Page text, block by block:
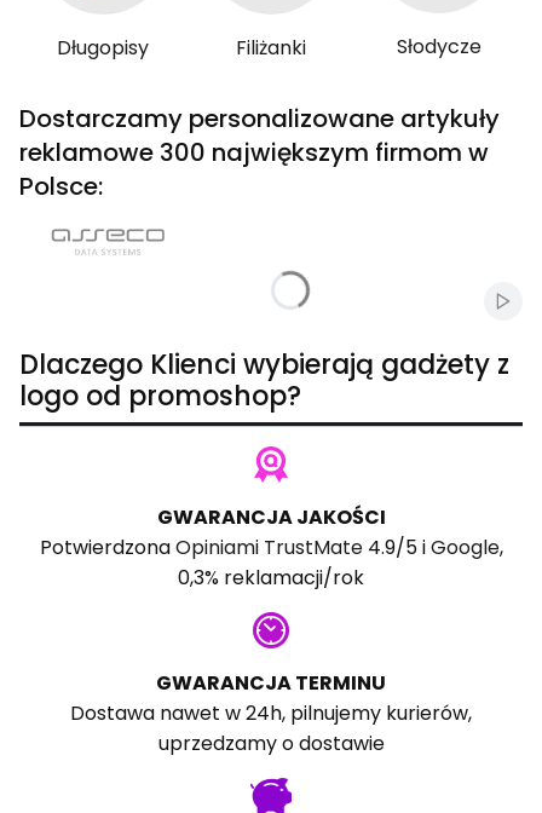
Długopisy Filiżanki Słodycze
Dostarczamy personalizowane artykuły
reklamowe 300 największym firmom w
Polsce:
Dlaczego Klienci wybierają gadżety z
logo od promoshop?
GWARANCJA JAKOŚCI
PotwierdzonaOpiniami TrustMate4.9/5 iGoogle,
0,3% reklamacji/rok
GWARANCJA TERMINU
Dostawa nawet w 24h, pilnujemy kurierów,
uprzedzamy o dostawie